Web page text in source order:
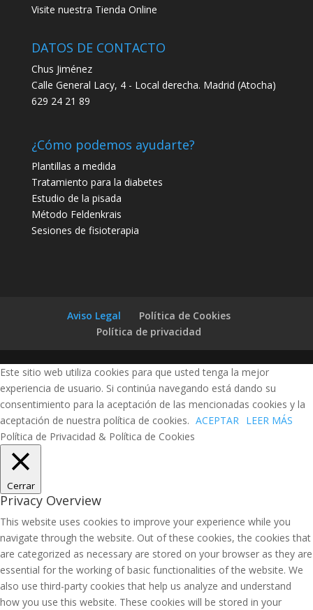
Visite nuestra Tienda Online
DATOS DE CONTACTO
Chus Jiménez
Calle General Lacy, 4 - Local derecha. Madrid (Atocha)
629 24 21 89
¿Cómo podemos ayudarte?
Plantillas a medida
Tratamiento para la diabetes
Estudio de la pisada
Método Feldenkrais
Sesiones de fisioterapia
Aviso Legal
Política de Cookies
Política de privacidad
Este sitio web utiliza cookies para que usted tenga la mejor
experiencia de usuario. Si continúa navegando está dando su
consentimiento para la aceptación de las mencionadas cookies y la
aceptación de nuestra política de cookies. ACEPTAR
LEER MÁS
Política de Privacidad & Política de Cookies
Cerrar
Privacy Overview
This website uses cookies to improve your experience while you
navigate through the website. Out of these cookies, the cookies that
are categorized as necessary are stored on your browser as they are
essential for the working of basic functionalities of the website. We
also use third-party cookies that help us analyze and understand
how you use this website. These cookies will be stored in your